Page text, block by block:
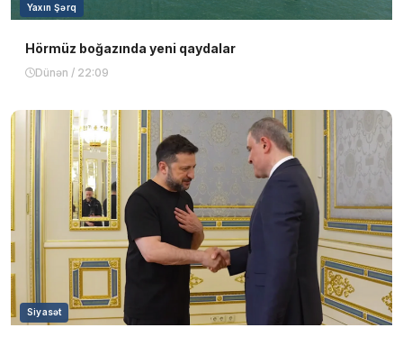
Yaxın Şərq
Hörmüz boğazında yeni qaydalar
Dünən / 22:09
Siyasət